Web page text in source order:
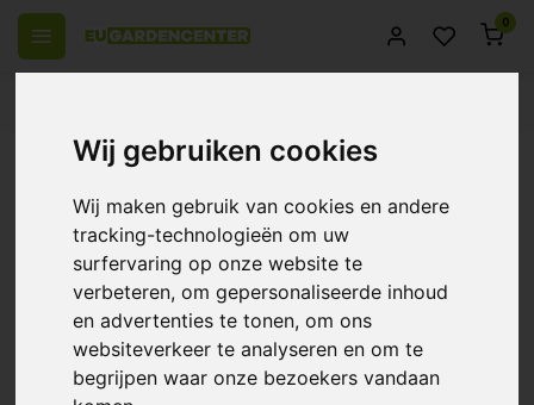
Wij gebruiken cookies
Wij maken gebruik van cookies en andere
tracking-technologieën om uw
surfervaring op onze website te
verbeteren, om gepersonaliseerde inhoud
en advertenties te tonen, om ons
websiteverkeer te analyseren en om te
begrijpen waar onze bezoekers vandaan
0
Terug
BioBestrijding | Sluipwesp tegen
Motten ~ Trichogramma
Sluipwespen
0/10 (0 Reviews) Vergelijk